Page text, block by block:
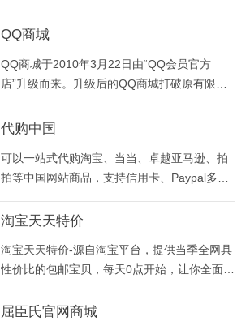
QQ商城
QQ商城于2010年3月22日由“QQ会员官方
店”升级而来。升级后的QQ商城打破原有限
网购特权向所有QQ用户全面开放，而QQ会员
代购中国
可以一站式代购淘宝、当当、卓越亚马逊、拍
拍等中国网站商品，支持信用卡、Paypal多种
购专业服务于海外华人、留学生
淘宝天天特价
淘宝天天特价-源自淘宝平台，提供当季全网具
性价比的包邮宝贝，每天0点开始，让你全面安
屈臣氏官网商城